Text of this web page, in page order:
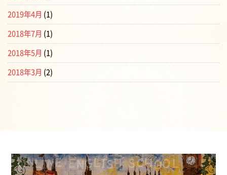
2019年4月 (1)
2018年7月 (1)
2018年5月 (1)
2018年3月 (2)